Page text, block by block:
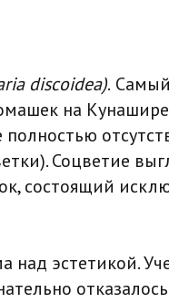
discoidea). Самый
на
полностью
Соцветие
состоящий
над эстетикой.